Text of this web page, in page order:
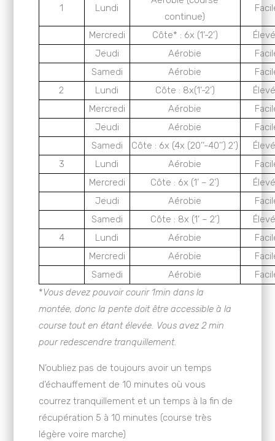
1 Lundi
continue)
Mercredi Côte* : 6x (1’-2’)
Jeudi
Aérobie
Samedi
Aérobie
2
Lundi Côte : 8x(1’-2’)
Mercredi
Aérobie
Jeudi
Aérobie
Samedi
Côte : 6x (4x (20’’-40’’) 2’)
3
Lundi Aérobie
Mercredi
Côte : 6x (1’ – 2’)
Jeudi
Aérobie
Samedi
Côte : 8x (1’ – 2’)
4
Lundi Aérobie
Mercredi
Aérobie
Samedi
Aérobie
*Vous devez pouvoir courir 1min dans la
montée, donc la pente doit être accessible à la
course tout en étant élevée. Vous avez 2 min
pour redescendre tranquillement.
N’oubliez pas de toujours avoir un temps
d’échauffement de 10 minutes où vous
courrez tranquillement et un temps à la fin de
récupération 5 à 10 minutes (course très
légère voire marche)